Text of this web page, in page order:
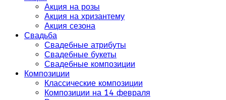
Акция на розы
Акция на хризантему
Акция сезона
Свадьба
Свадебные атрибуты
Свадебные букеты
Свадебные композиции
Композиции
Классические композиции
Композиции на 14 февраля